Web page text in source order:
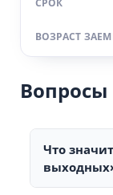
Вопросы
Что